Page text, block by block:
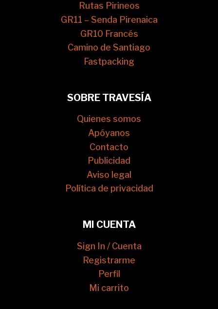
Rutas Pirineos
GR11 – Senda Pirenaica
GR10 Francés
Camino de Santiago
Fastpacking
SOBRE TRAVESÍA
Quienes somos
Apóyanos
Contacto
Publicidad
Aviso legal
Política de privacidad
MI CUENTA
Sign In / Cuenta
Registrarme
Perfil
Mi carrito